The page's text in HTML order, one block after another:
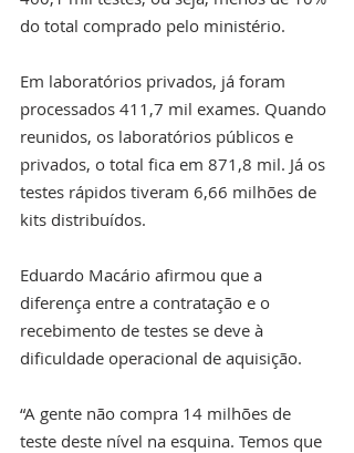
do total comprado pelo ministério.
Em laboratórios privados, já foram
processados 411,7 mil exames. Quando
reunidos, os laboratórios públicos e
privados, o total fica em 871,8 mil. Já os
testes rápidos tiveram 6,66 milhões de
kits distribuídos.
Eduardo Macário afirmou que a
diferença entre a contratação e o
recebimento de testes se deve à
dificuldade operacional de aquisição.
“A gente não compra 14 milhões de
teste deste nível na esquina. Temos que